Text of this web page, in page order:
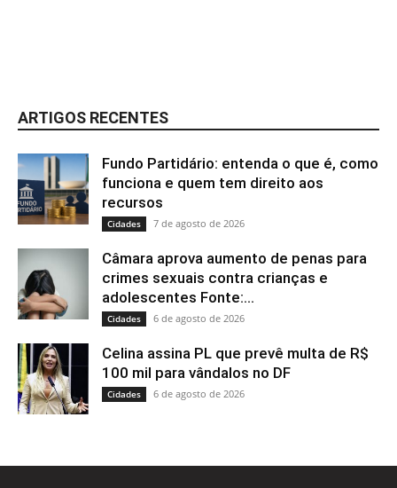
ARTIGOS RECENTES
Fundo Partidário: entenda o que é, como
funciona e quem tem direito aos
recursos
Cidades 7 de agosto de 2026
Câmara aprova aumento de penas para
crimes sexuais contra crianças e
adolescentes Fonte:...
Cidades 6 de agosto de 2026
Celina assina PL que prevê multa de R$
100 mil para vândalos no DF
Cidades 6 de agosto de 2026